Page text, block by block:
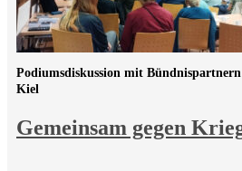
Gemeinsam gegen
Podiumsdiskussion mit
Kiel